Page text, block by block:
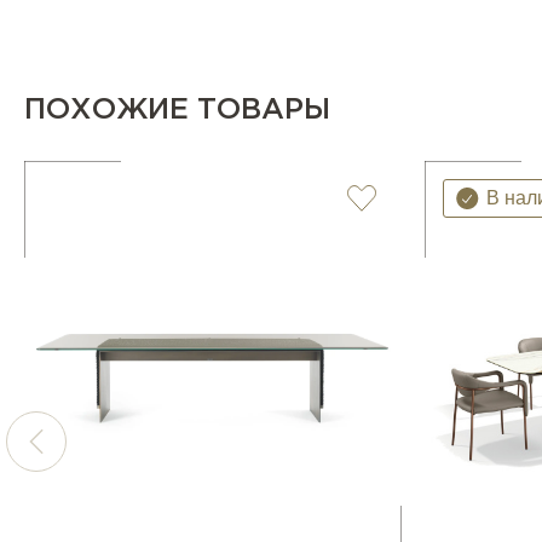
ПОХОЖИЕ ТОВАРЫ
В